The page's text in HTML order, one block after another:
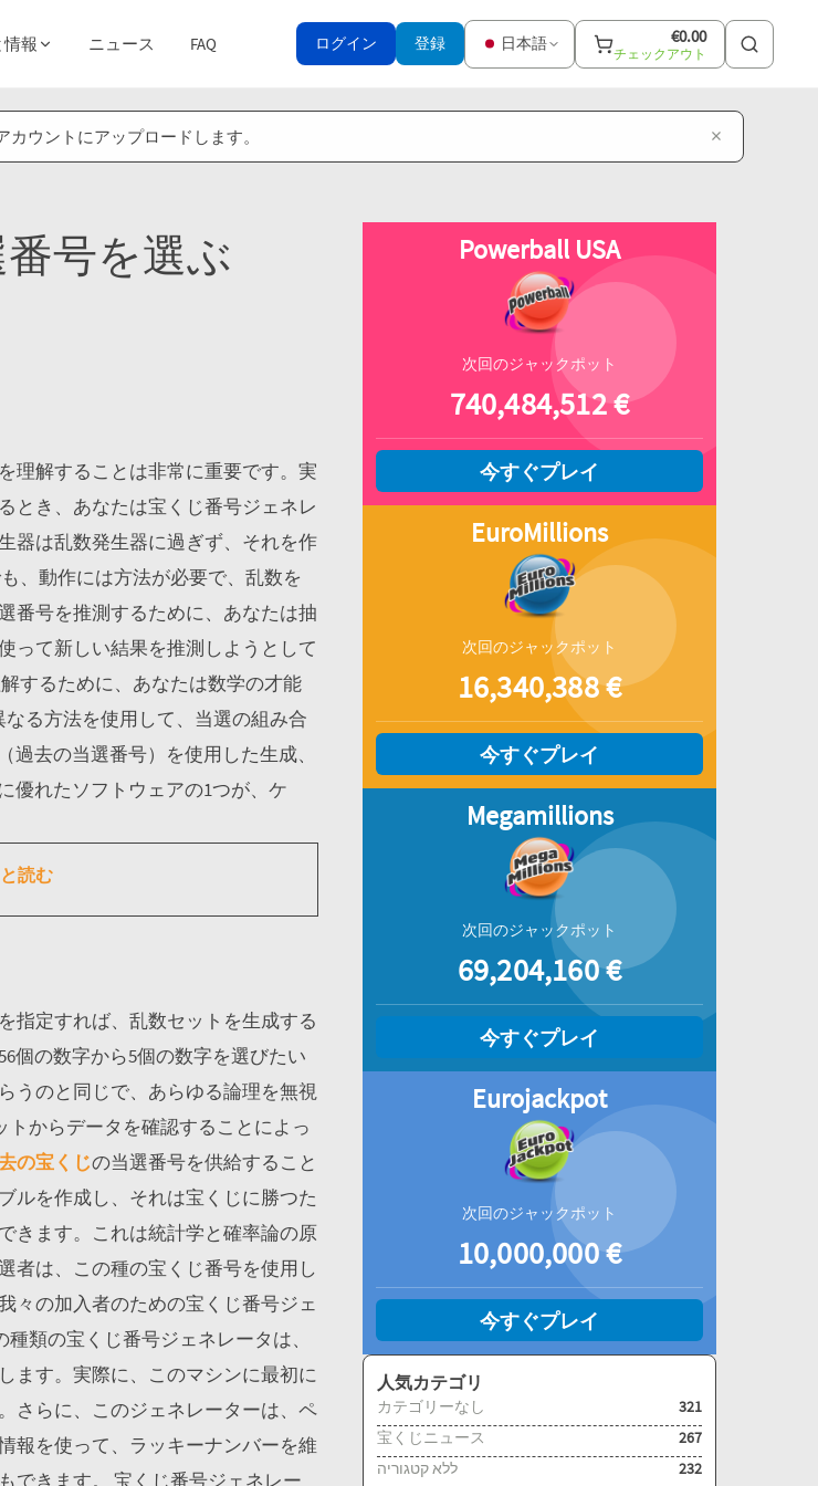
報 ニュース FAQ ログイン 登録 日本語 €0.00
チェックアウト
ウントにアップロードします。 ×
号を選ぶ
理解することは非常に重要です。実
とき、あなたは宝くじ番号ジェネレ
器は乱数発生器に過ぎず、それを作
、動作には方法が必要で、乱数を
番号を推測するために、あなたは抽
って新しい結果を推測しようとして
するために、あなたは数学の才能
る方法を使用して、当選の組み合
去の当選番号）を使用した生成、
優れたソフトウェアの1つが、ケ
読む
指定すれば、乱数セットを生成する
個の数字から5個の数字を選びたい
うのと同じで、あらゆる論理を無視
からデータを確認することによっ
の宝くじの当選番号を供給すること
ルを作成し、それは宝くじに勝つた
きます。これは統計学と確率論の原
者は、この種の宝くじ番号を使用し
々の加入者のための宝くじ番号ジェ
類の宝くじ番号ジェネレータは、
ます。実際に、このマシンに最初に
さらに、このジェネレーターは、ペ
報を使って、ラッキーナンバーを維
できます。 宝くじ番号ジェネレー
Powerball USA
次回のジャックポット
740,484,512€
今すぐプレイ
EuroMillions
次回のジャックポット
16,340,388€
今すぐプレイ
Megamillions
次回のジャックポット
69,204,160€
今すぐプレイ
Eurojackpot
次回のジャックポット
10,000,000€
今すぐプレイ
人気カテゴリ
カテゴリーなし
321
宝くじニュース
267
ללא קטגוריה
232